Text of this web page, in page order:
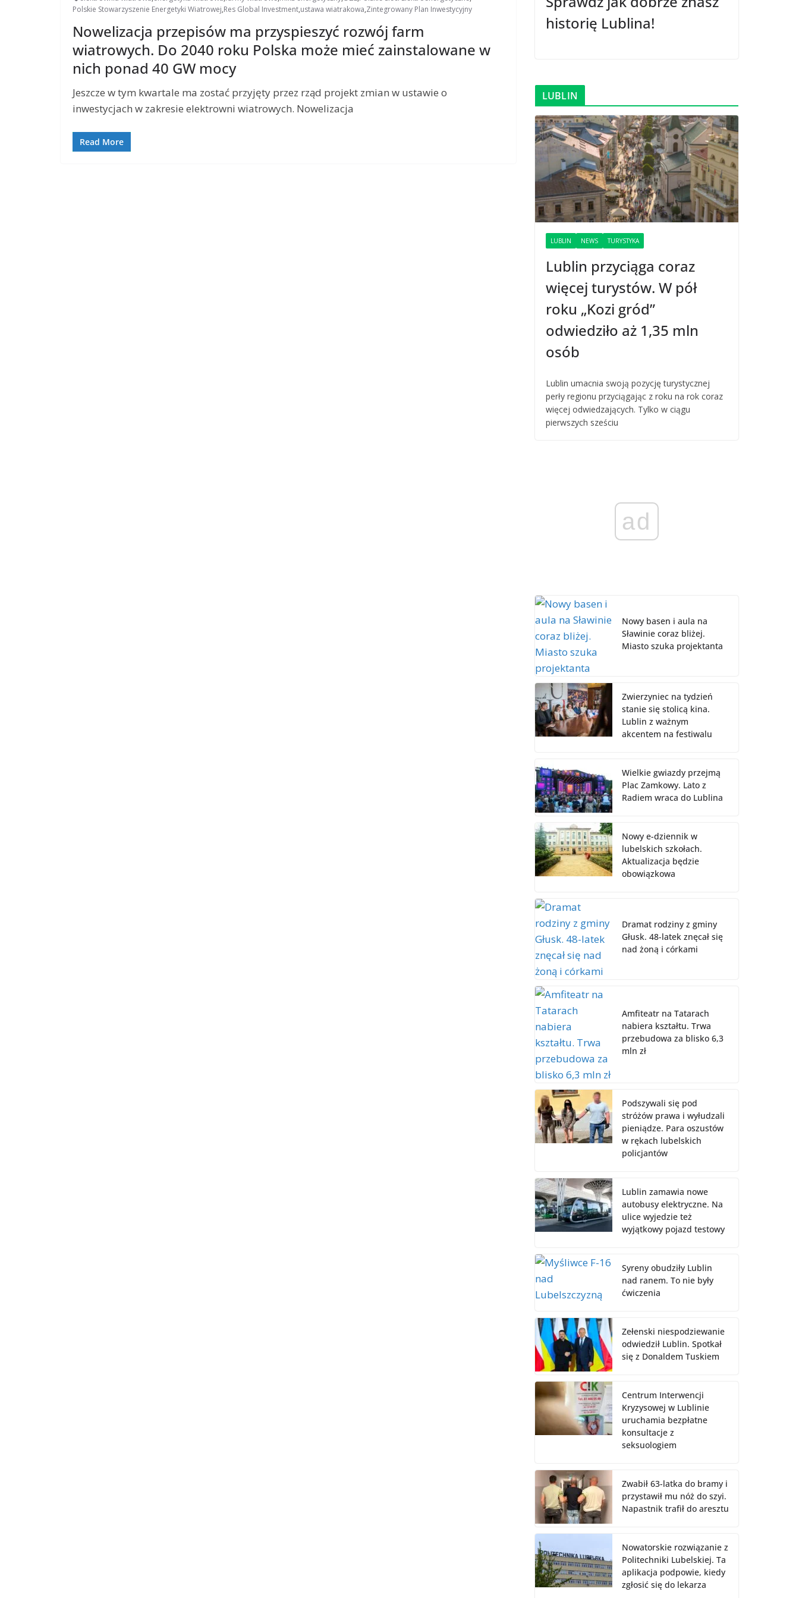
Polskie Stowarzyszenie Energetyki Wiatrowej,Res Global Investment,ustawa wiatrakowa,Zintegrowany Plan Inwestycyjny
Nowelizacja przepisów ma przyspieszyć rozwój farm
wiatrowych. Do 2040 roku Polska może mieć zainstalowane w
nich ponad 40 GW mocy
Jeszcze w tym kwartale ma zostać przyjęty przez rząd projekt zmian w ustawie o
inwestycjach w zakresie elektrowni wiatrowych. Nowelizacja
Read More
historię Lublina!
LUBLIN
LUBLIN NEWS TURYSTYKA
Lublin przyciąga coraz
więcej turystów. W pół
roku „Kozi gród”
odwiedziło aż 1,35 mln
osób
Lublin umacnia swoją pozycję turystycznej
perły regionu przyciągając z roku na rok coraz
więcej odwiedzających. Tylko w ciągu
pierwszych sześciu
ad
Nowy basen i aula na
Sławinie coraz bliżej.
Miasto szuka projektanta
Zwierzyniec na tydzień
stanie się stolicą kina.
Lublin z ważnym
akcentem na festiwalu
Wielkie gwiazdy przejmą
Plac Zamkowy. Lato z
Radiem wraca do Lublina
Nowy e-dziennik w
lubelskich szkołach.
Aktualizacja będzie
obowiązkowa
Dramat rodziny z gminy
Głusk. 48-latek znęcał się
nad żoną i córkami
Amfiteatr na Tatarach
nabiera kształtu. Trwa
przebudowa za blisko 6,3
mln zł
Podszywali się pod
stróżów prawa i wyłudzali
pieniądze. Para oszustów
w rękach lubelskich
policjantów
Lublin zamawia nowe
autobusy elektryczne. Na
ulice wyjedzie też
wyjątkowy pojazd testowy
Syreny obudziły Lublin
nad ranem. To nie były
ćwiczenia
Zełenski niespodziewanie
odwiedził Lublin. Spotkał
się z Donaldem Tuskiem
Centrum Interwencji
Kryzysowej w Lublinie
uruchamia bezpłatne
konsultacje z
seksuologiem
Zwabił 63-latka do bramy i
przystawił mu nóż do szyi.
Napastnik trafił do aresztu
Nowatorskie rozwiązanie z
Politechniki Lubelskiej. Ta
aplikacja podpowie, kiedy
zgłosić się do lekarza